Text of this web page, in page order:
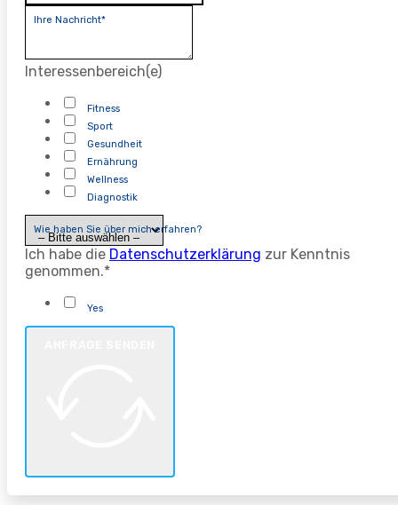
Ihre Nachricht*
Interessenbereich(e)
Fitness
Sport
Gesundheit
Ernährung
Wellness
Diagnostik
Wie haben Sie über mich erfahren?
Ich habe die Datenschutzerklärung zur Kenntnis
genommen.*
Yes